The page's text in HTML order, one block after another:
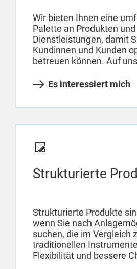
Wir bieten Ihnen eine
Palette an Produkten und
Dienstleistungen, damit
Kundinnen und Kunden
betreuen können. Auf
Es interessiert mich
Strukturierte
Strukturierte Produkte
wenn Sie nach
suchen, die im Vergleich
traditionellen
Flexibilität und bessere